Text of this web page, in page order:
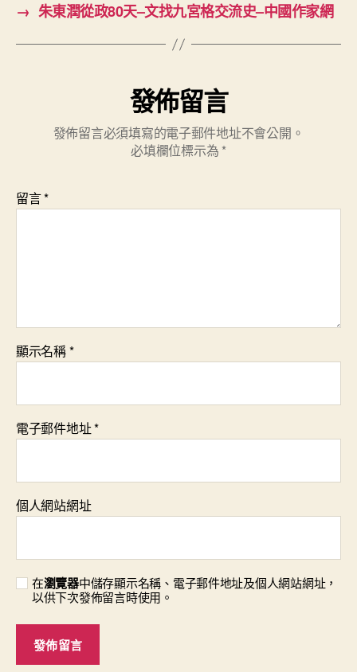
→ 朱東潤從政80天–文找九宮格交流史–中國作家網
發佈留言
發佈留言必須填寫的電子郵件地址不會公開。
必填欄位標示為 *
留言*
顯示名稱*
電子郵件地址*
個人網站網址
在瀏覽器中儲存顯示名稱、電子郵件地址及個人網站網址，
以供下次發佈留言時使用。